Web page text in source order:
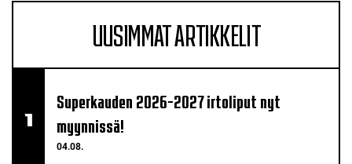
UUSIMMAT ARTIKKELIT
04.08.
Superkauden 2026-2027 irtoliput nyt
myynnissä!